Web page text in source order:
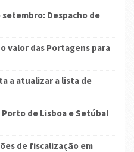
setembro: Despacho de
valor das Portagens para
a atualizar a lista de
de Lisboa e Setúbal
de fiscalização em